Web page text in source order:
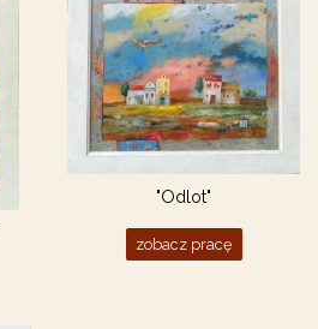
"Odlot"
zobacz pracę